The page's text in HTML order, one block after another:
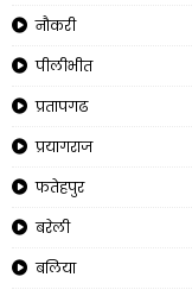
नौकरी
पीलीभीत
प्रतापगढ
प्रयागराज
फतेहपुर
बरेली
बलिया